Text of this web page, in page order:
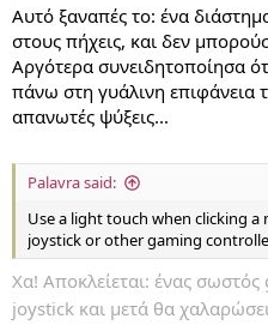
Αυτό ξαναπές το: ένα
στους πήχεις, και δεν
Αργότερα συνειδητοποίησα
πάνω στη γυάλινη επιφάνεια
απανωτές ψύξεις...
Palavra said:
Use a light touch when clicking
joystick or other gaming
Χα! Αποκλείεται: ένας
joystick και μετά θα